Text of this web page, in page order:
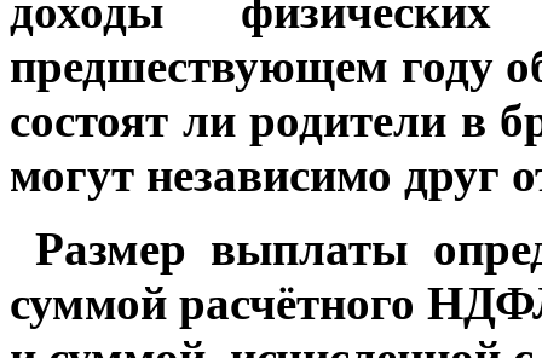
доходы
предшествующем году
состоят ли родители в
могут независимо друг
Размер выплаты
суммой расчётного